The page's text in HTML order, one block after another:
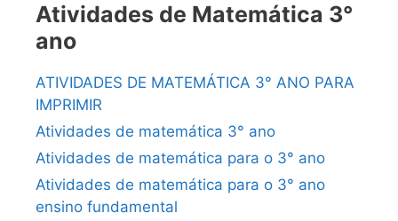
Atividades de Matemática 3°
ano
ATIVIDADES DE MATEMÁTICA 3° ANO PARA
IMPRIMIR
Atividades de matemática 3° ano
Atividades de matemática para o 3° ano
Atividades de matemática para o 3° ano
ensino fundamental